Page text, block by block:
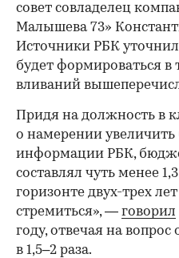
совет совладелец
Малышева 73»
Источники РБК
будет формироваться в
вливаний
Придя на должность в
о намерении
информации РБК,
составлял чуть менее
горизонте двух-трех
стремиться», — говорил
году, отвечая на
в 1,5–2 раза.